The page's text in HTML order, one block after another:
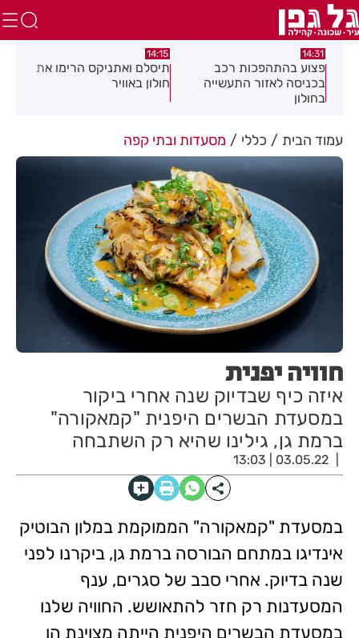
14:31
פצוע בהתהפכות רכב
בכניסה לאזור התעשייה
בחולון
14:15
תיסלם ואתניקס הרימו את
חולון באוויר
עמוד הבית כללי מסעדות ובתי קפה
חוויה יפנית
איזה כיף שבדיוק שנה אחרי ביקור
במסעדת הבשרים היפנית "קמאקורה"
ברמת גן, גילינו שהיא רק השתבחה
03.05.22 | 13:03
במסעדת "קמאקורה" הממוקמת במלון הבוטיק
אינדיגו במתחם הבורסה ברמת גן, ביקרנו לפני
שנה בדיוק. אחרי סבב של סגרים, ענף
המסעדנות רק חזר להתאושש. החוויה שלנו
במסעדת הבשרים היפנית הייתה מצוינת הן